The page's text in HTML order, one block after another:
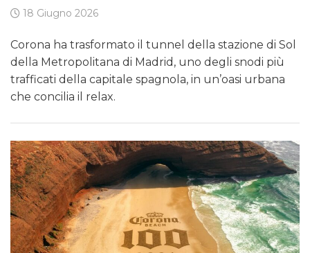
18 Giugno 2026
Corona ha trasformato il tunnel della stazione di Sol
della Metropolitana di Madrid, uno degli snodi più
trafficati della capitale spagnola, in un’oasi urbana
che concilia il relax.